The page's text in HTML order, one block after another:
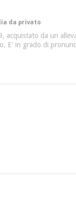
da privato
acquistato da un
E' in grado di